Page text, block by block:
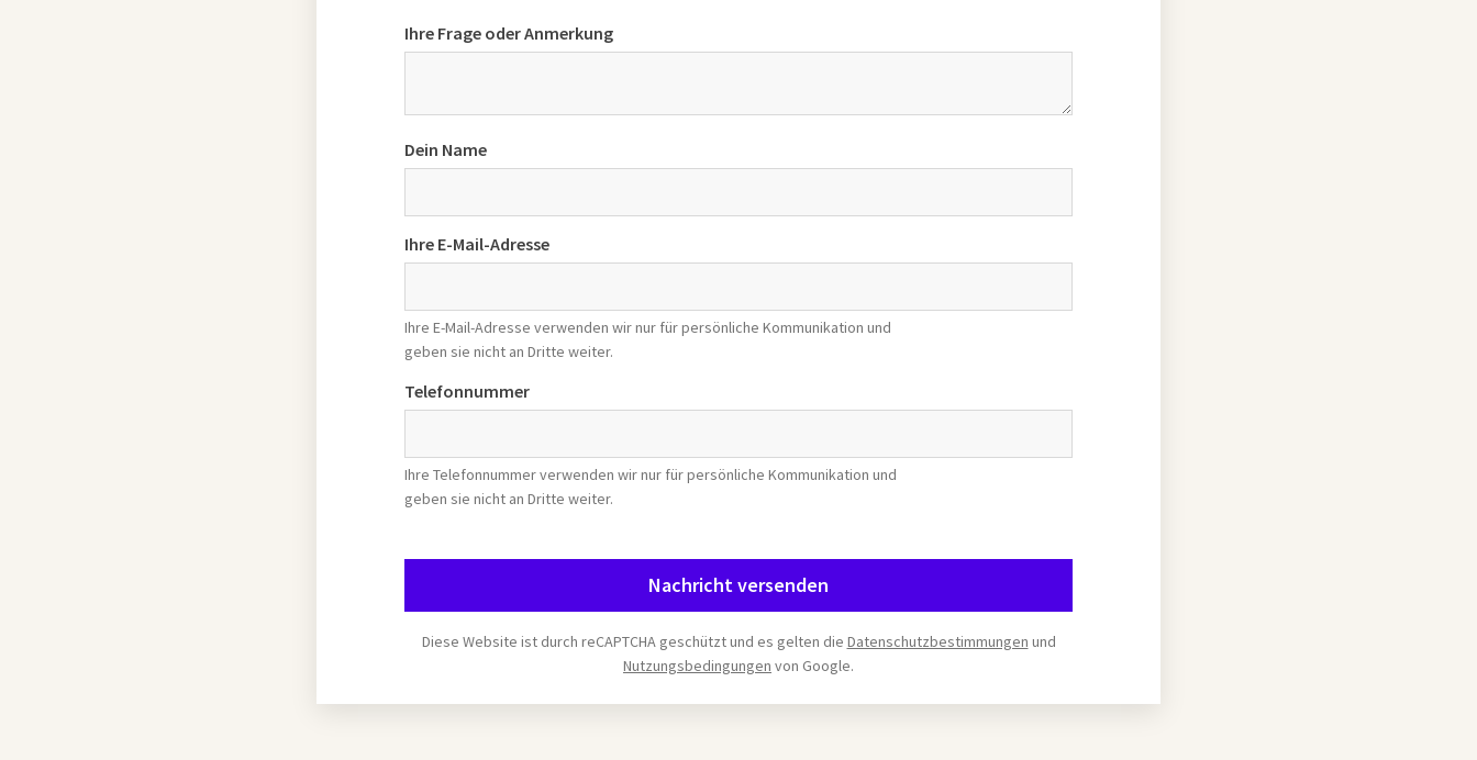
Ihre Frage oder Anmerkung
Dein Name
Ihre E-Mail-Adresse
Ihre E-Mail-Adresse verwenden wir nur für persönliche Kommunikation und
geben sie nicht an Dritte weiter.
Telefonnummer
Ihre Telefonnummer verwenden wir nur für persönliche Kommunikation und
geben sie nicht an Dritte weiter.
Nachricht versenden
Diese Website ist durch reCAPTCHA geschützt und es gelten die Datenschutzbestimmungen und
Nutzungsbedingungen von Google.